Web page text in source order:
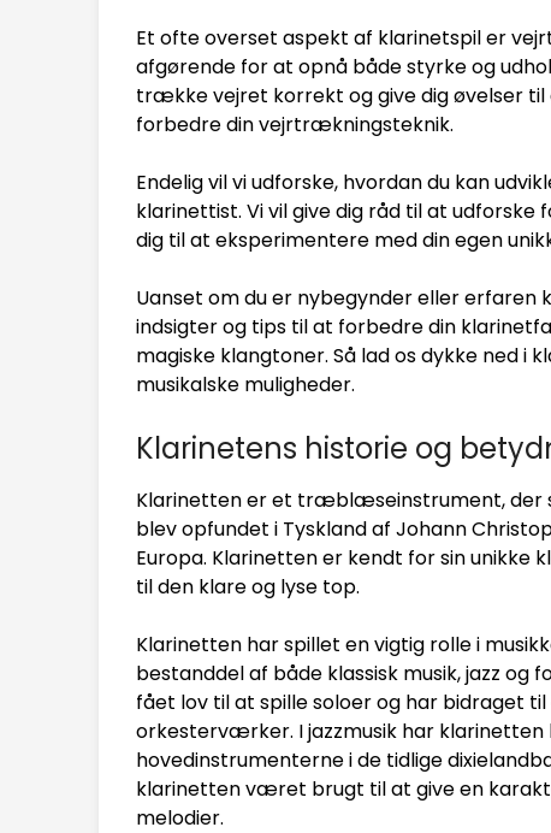
Et ofte overset aspekt af klarinetspil er
afgørende for at opnå både styrke og
trække vejret korrekt og give dig øvelser
forbedre din vejrtrækningsteknik.
Endelig vil vi udforske, hvordan du kan
klarinettist. Vi vil give dig råd til at
dig til at eksperimentere med din egen
Uanset om du er nybegynder eller
indsigter og tips til at forbedre din
magiske klangtoner. Så lad os dykke ned i
musikalske muligheder.
Klarinetens historie og
Klarinetten er et træblæseinstrument, der
blev opfundet i Tyskland af Johann
Europa. Klarinetten er kendt for sin
til den klare og lyse top.
Klarinetten har spillet en vigtig rolle i
bestanddel af både klassisk musik, jazz og
fået lov til at spille soloer og har bidraget
orkesterværker. I jazzmusik har
hovedinstrumenterne i de tidlige
klarinetten været brugt til at give en
melodier.